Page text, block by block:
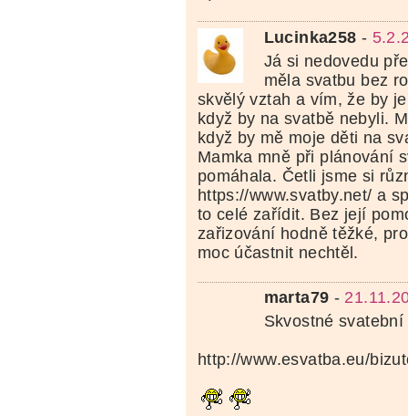
Lucinka258 -
Já si nedovedu
měla svatbu bez
skvělý vztah a vím, že by
když by na svatbě nebyli.
když by mě moje děti na
Mamka mně při plánování
pomáhala. Četli jsme si
https://www.svatby.net/ a
to celé zařídit. Bez její
zařizování hodně těžké,
moc účastnit nechtěl.
marta79 -
Skvostné
http://www.esvatba.eu/